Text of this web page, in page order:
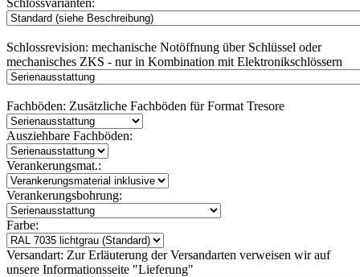
Schlossrevision: mechanische Notöffnung über Schlüssel oder
mechanisches ZKS - nur in Kombination mit Elektronikschlössern
Fachböden: Zusätzliche Fachböden für Format Tresore
Ausziehbare Fachböden:
Verankerungsmat.:
Verankerungsbohrung:
Farbe:
Versandart: Zur Erläuterung der Versandarten verweisen wir auf
unsere Informationsseite "Lieferung"